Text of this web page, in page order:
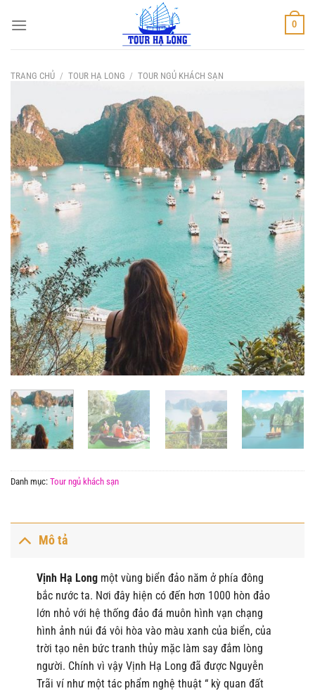
qua
0
TRANG CHỦ / TOUR HẠ LONG / TOUR NGỦ KHÁCH SẠN
Danh mục: Tour ngủ khách sạn
Mô tả
Vịnh Hạ Longmột vùng biển đảo năm ở phía đông
bắc nước ta. Nơi đây hiện có đến hơn 1000 hòn đảo
lớn nhỏ với hệ thống đảo đá muôn hình vạn chạng
hình ảnh núi đá vôi hòa vào màu xanh của biển, của
trời tạo nên bức tranh thủy mặc làm say đắm lòng
người. Chính vì vậy Vịnh Hạ Long đã được Nguyễn
Trãi ví như một tác phẩm nghệ thuật “ kỳ quan đất